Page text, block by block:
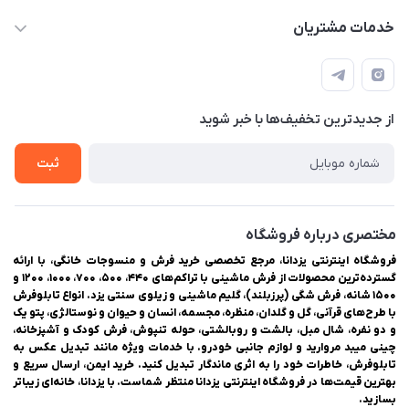
اینترنتی یزدانا
حساب کاربری
لیست محصولات
درباره ما
خدمات مشتریان
راهنمای ثبت سفارش
حریم خصوصی
سوالات متداول
از جدید‌ترین تخفیف‌ها با‌ خبر شوید
ثبت
مختصری درباره فروشگاه
فروشگاه اینترنتی یزدانا، مرجع تخصصی خرید فرش و منسوجات خانگی، با ارائه
گسترده‌ترین محصولات از فرش ماشینی با تراکم‌های ۴۴۰، ۵۰۰، ۷۰۰، ۱۰۰۰، ۱۲۰۰ و
۱۵۰۰ شانه، فرش شگی (پرزبلند)، گلیم ماشینی و زیلوی سنتی یزد. انواع تابلوفرش
با طرح‌های قرآنی، گل و گلدان، منظره، مجسمه، انسان و حیوان و نوستالژی، پتو یک
و دو نفره، شال مبل، بالشت و روبالشتی، حوله تنپوش، فرش کودک و آشپزخانه،
چینی میبد مروارید و لوازم جانبی خودرو. با خدمات ویژه مانند تبدیل عکس به
تابلوفرش، خاطرات خود را به اثری ماندگار تبدیل کنید. خرید ایمن، ارسال سریع و
بهترین قیمت‌ها در فروشگاه اینترنتی یزدانا منتظر شماست. با یزدانا، خانه‌ای زیباتر
بسازید.